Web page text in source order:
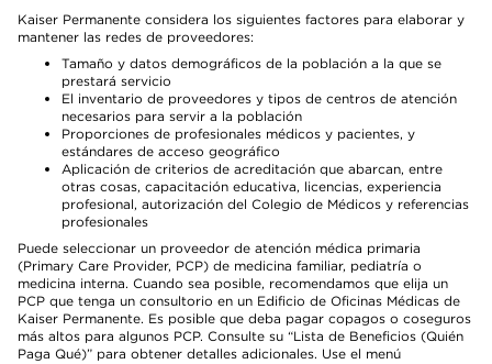
Kaiser Permanente considera los siguientes factores para elaborar y
mantener las redes de proveedores:
Tamaño y datos demográficos de la población a la que se
prestará servicio
El inventario de proveedores y tipos de centros de atención
necesarios para servir a la población
Proporciones de profesionales médicos y pacientes, y
estándares de acceso geográfico
Aplicación de criterios de acreditación que abarcan, entre
otras cosas, capacitación educativa, licencias, experiencia
profesional, autorización del Colegio de Médicos y referencias
profesionales
Puede seleccionar un proveedor de atención médica primaria
(Primary Care Provider, PCP) de medicina familiar, pediatría o
medicina interna. Cuando sea posible, recomendamos que elija un
PCP que tenga un consultorio en un Edificio de Oficinas Médicas de
Kaiser Permanente. Es posible que deba pagar copagos o coseguros
más altos para algunos PCP. Consulte su “Lista de Beneficios (Quién
Paga Qué)” para obtener detalles adicionales. Use el menú